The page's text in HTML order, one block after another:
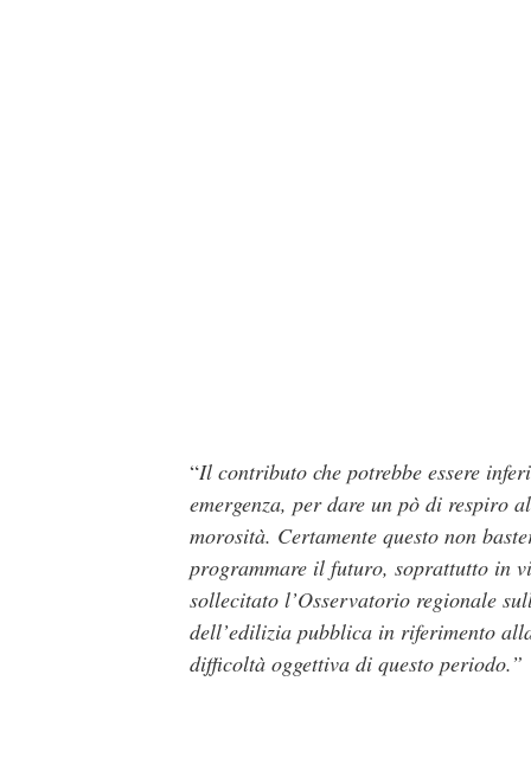
“Il contributo che potrebbe essere
emergenza, per dare un pò di respiro
morosità. Certamente questo non
programmare il futuro, soprattutto in
sollecitato l’Osservatorio regionale
dell’edilizia pubblica in riferimento
difficoltà oggettiva di questo periodo.”